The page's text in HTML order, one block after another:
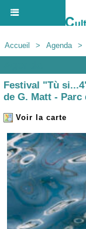
Accueil > Agenda >
Festival "Tù
de G. Matt - Parc
Voir la carte